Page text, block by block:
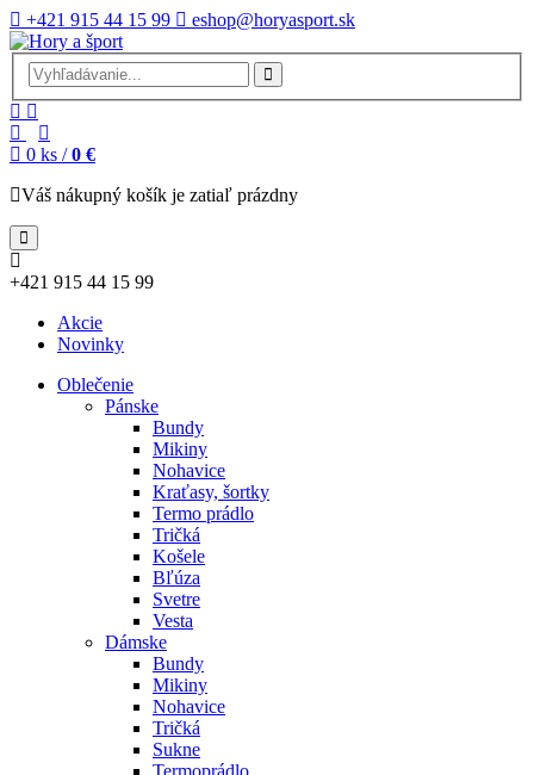
+421 915 44 15 99 eshop@horyasport.sk
0 ks / 0 €
Váš nákupný košík je zatiaľ prázdny
+421 915 44 15 99
Akcie
Novinky
Oblečenie
Pánske
Bundy
Mikiny
Nohavice
Kraťasy, šortky
Termo prádlo
Tričká
Košele
Bľúza
Svetre
Vesta
Dámske
Bundy
Mikiny
Nohavice
Tričká
Sukne
Termoprádlo